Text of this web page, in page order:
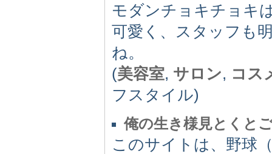
モダンチョキチョキ
可愛く、スタッフも
ね。
(美容室, サロン, コス
フスタイル)
俺の生き様見とくと
このサイトは、野球